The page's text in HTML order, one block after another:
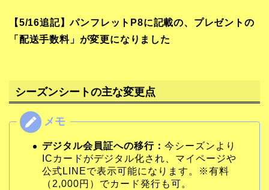
【5/16追記】パンフレットP8に記載の、プレゼントの
「配送手数料」が変更になりました
シーズンシートの主な変更点
デジタル会員証への移行： 今シーズンより
ICカードがデジタル化され、マイページや
公式LINEで表示可能になります。※有料
（2,000円）でカード発行も可。